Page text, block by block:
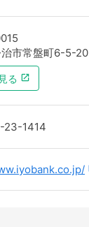
市常盤町6-5-20
る
23-1414